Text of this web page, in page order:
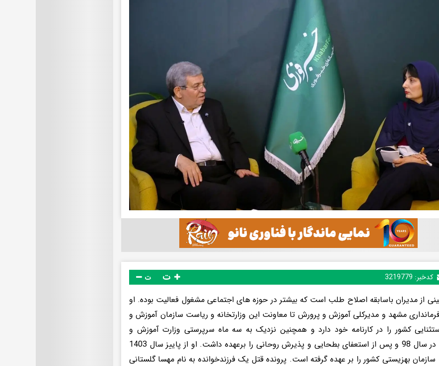
کدخبر: 3219779 ت
از مدیران باسابقه اصلاح طلب است که بیشتر در حوزه های اجتماعی مشغول فعالیت بوده. او
مشهد و مدیرکلی آموزش و پرورش تا معاونت این وزارتخانه و ریاست سازمان آموزش و
کشور را در کارنامه خود دارد و همچنین نزدیک به سه ماه سرپرستی وزارت آموزش و
پرورش را در سال 98 و پس از استعفای بطحایی و پذیرش روحانی را برعهده داشت. او از پاییز سال 1403
بهزیستی کشور را بر عهده گرفته است. پرونده قتل یک فرزندخوانده به نام مهسا گلستانی